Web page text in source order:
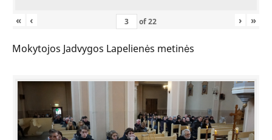
« ‹ of22 › »
Mokytojos Jadvygos Lapelienės metinės